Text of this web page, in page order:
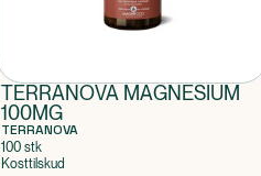
TERRANOVA MAGNESIUM
100MG
TERRANOVA
100 stk
Kosttilskud